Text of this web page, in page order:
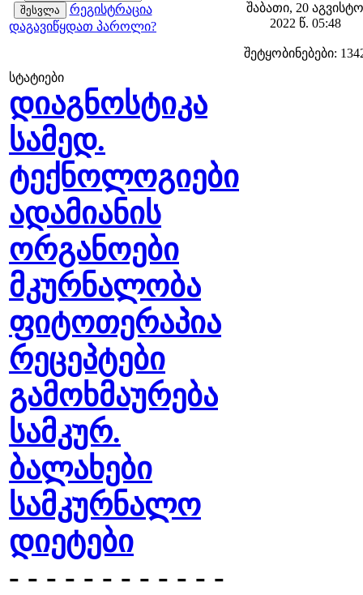
რეგისტრაცია
დაგავიწყდათ პაროლი?
სტატიები
დიაგნოსტიკა
სამედ.
ტექნოლოგიები
ადამიანის
ორგანოები
მკურნალობა
ფიტოთერაპია
რეცეპტები
გამოხმაურება
სამკურ.
ბალახები
სამკურნალო
დიეტები
- - - - - - - - - - - -
შაბათი, 20 აგვისტო
2022 წ. 05:48
შეტყობინებები: